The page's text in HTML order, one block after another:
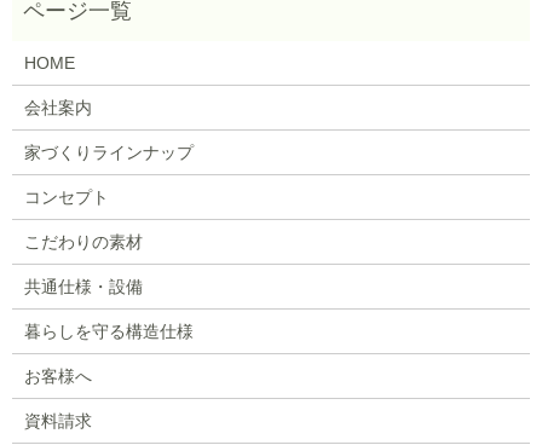
HOME
会社案内
家づくりラインナップ
コンセプト
こだわりの素材
共通仕様・設備
暮らしを守る構造仕様
お客様へ
資料請求